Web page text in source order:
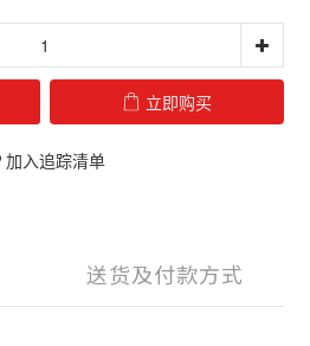
立即购买
加入追踪清单
送货及付款方式